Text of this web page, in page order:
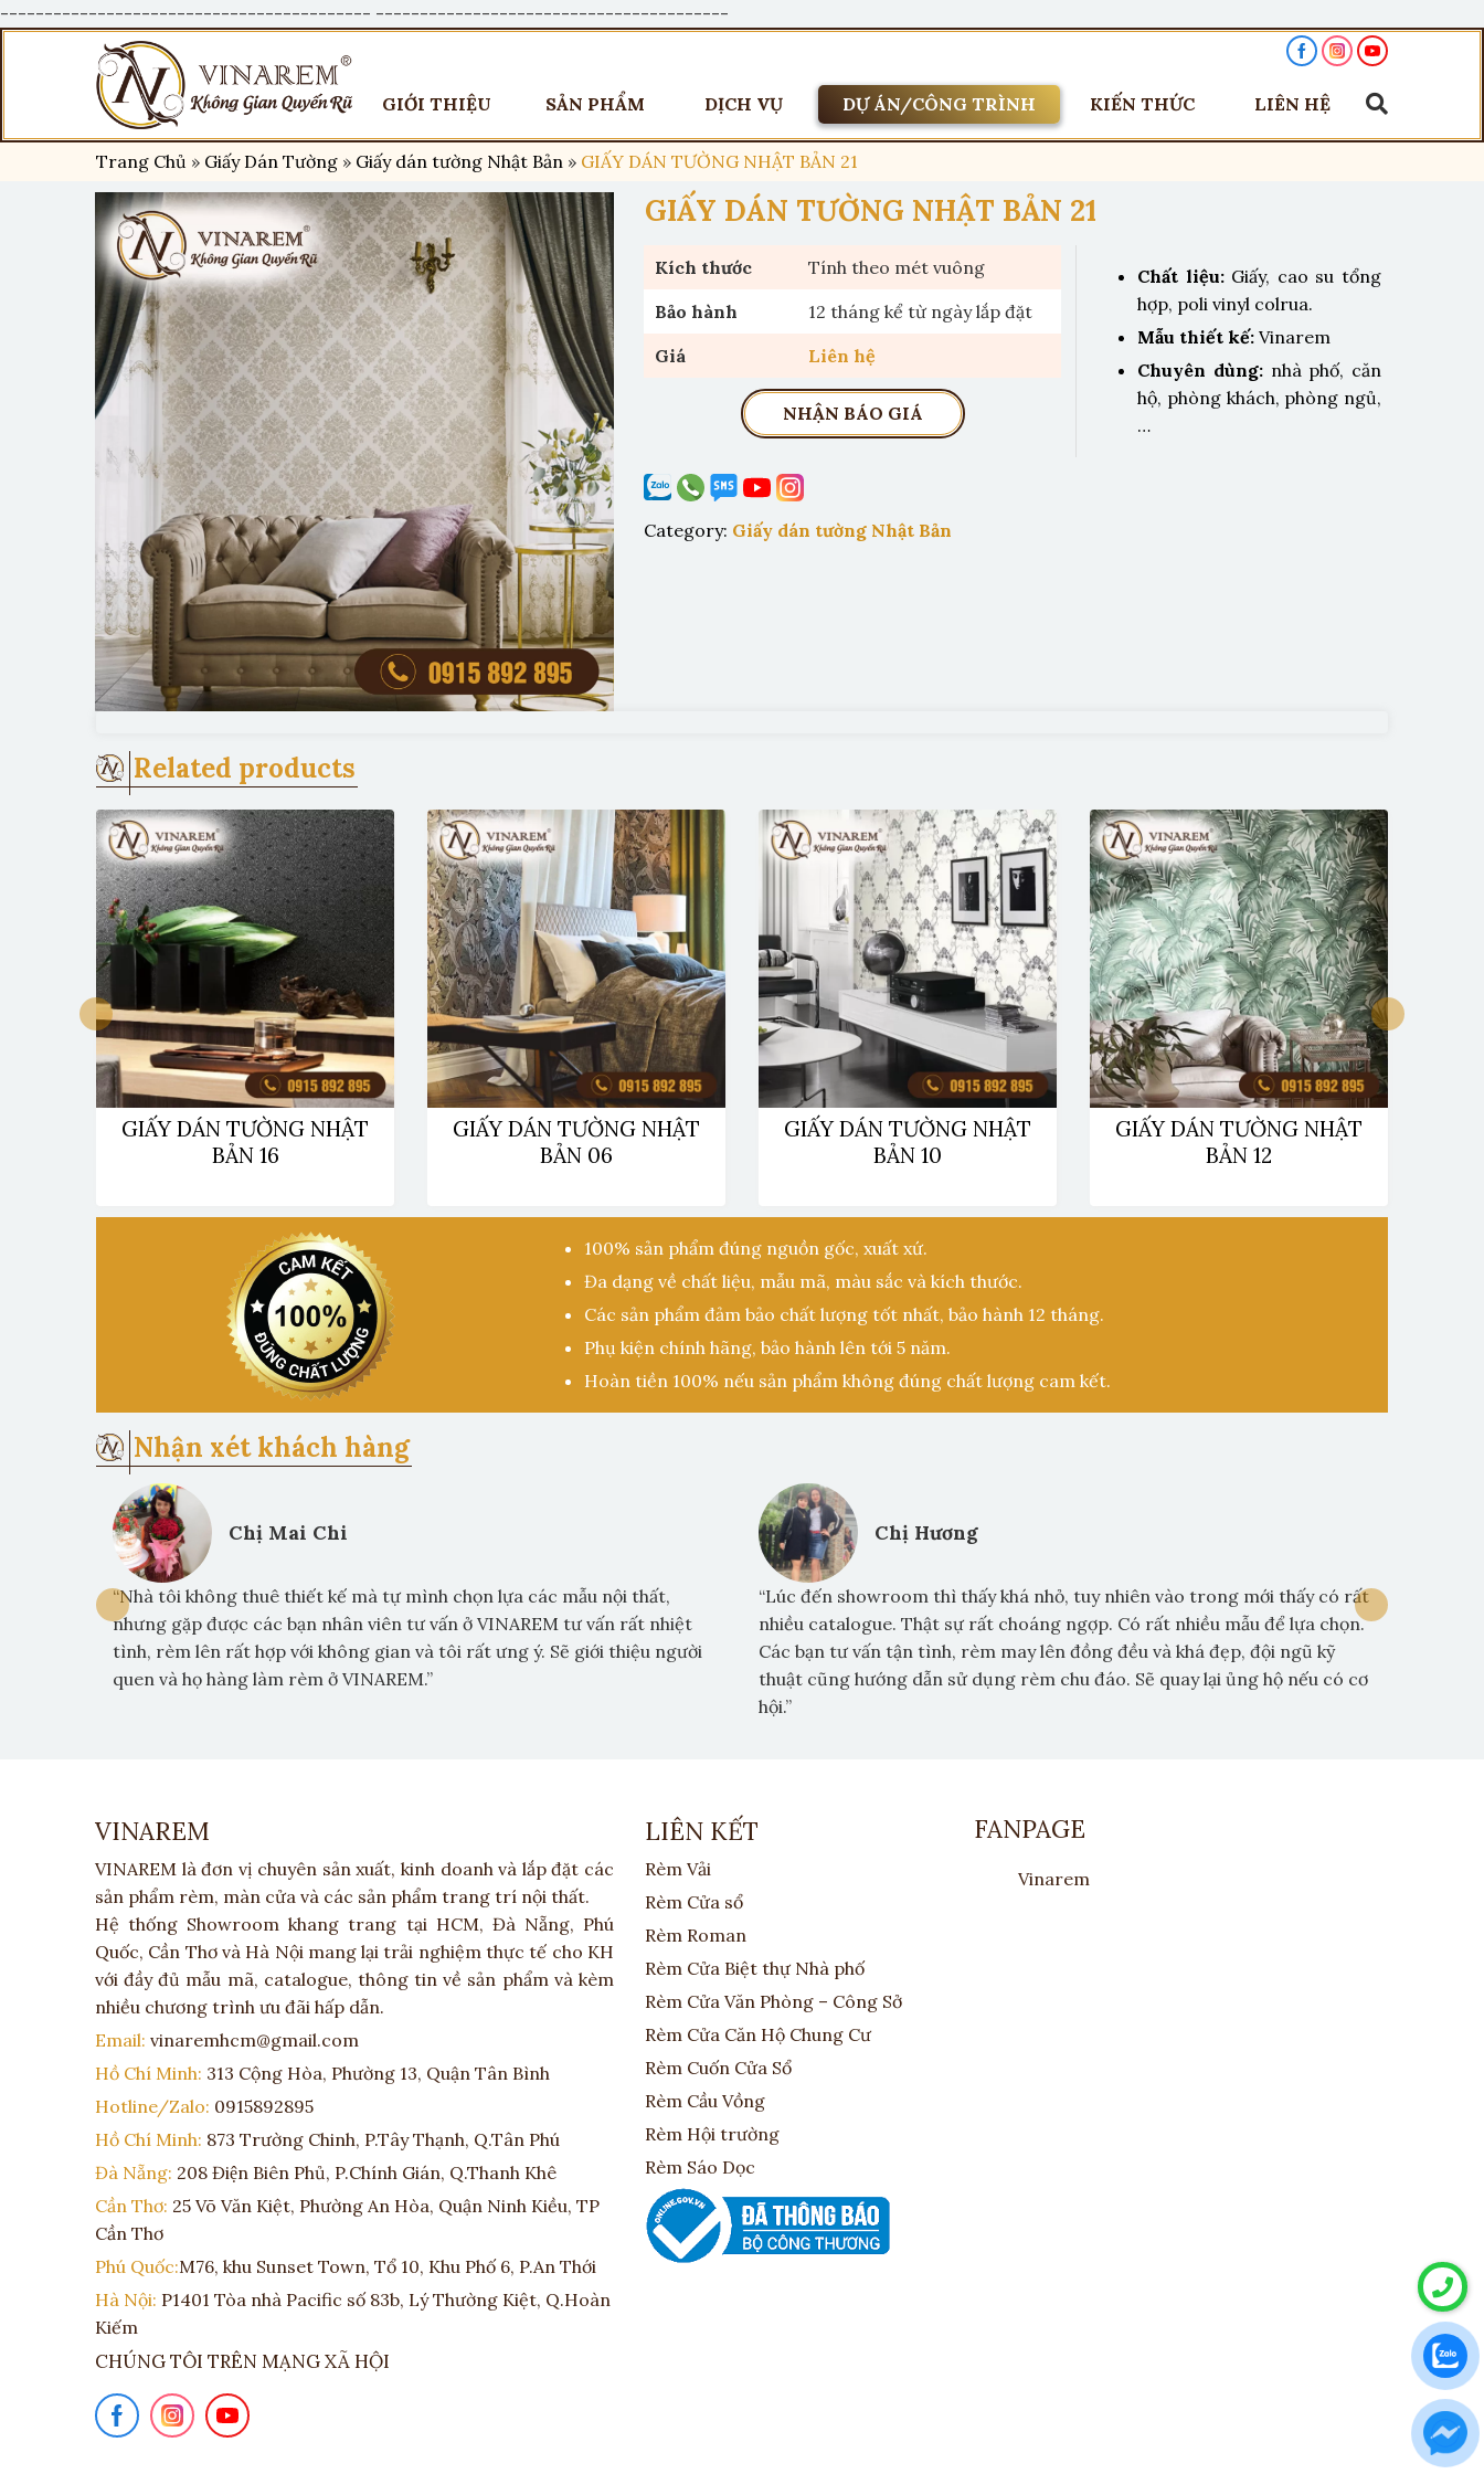
------------------------------------------ ----------------------------------------
GIỚI THIỆU SẢN PHẨM DỊCH VỤ DỰ ÁN/CÔNG TRÌNH KIẾN THỨC LIÊN HỆ
Trang Chủ » Giấy Dán Tường » Giấy dán tường Nhật Bản » GIẤY DÁN TƯỜNG NHẬT BẢN 21
GIẤY DÁN TƯỜNG NHẬT BẢN 21
Kích thước
Tính theo mét vuông
Bảo hành
12 tháng kể từ ngày lắp đặt
Giá
Liên hệ
NHẬN BÁO GIÁ
Chất liệu: Giấy, cao su tổng
hợp, poli vinyl colrua.
Mẫu thiết kế:Vinarem
Chuyên dùng: nhà phố, căn
hộ, phòng khách, phòng ngủ,
…
Category: Giấy dán tường Nhật Bản
Related products
GIẤY DÁN TƯỜNG NHẬT
BẢN 16
GIẤY DÁN TƯỜNG NHẬT
BẢN 06
GIẤY DÁN TƯỜNG NHẬT
BẢN 10
GIẤY DÁN TƯỜNG NHẬT
BẢN 12
100% sản phẩm đúng nguồn gốc, xuất xứ.
Đa dạng về chất liệu, mẫu mã, màu sắc và kích thước.
Các sản phẩm đảm bảo chất lượng tốt nhất, bảo hành 12 tháng.
Phụ kiện chính hãng, bảo hành lên tới 5 năm.
Hoàn tiền 100% nếu sản phẩm không đúng chất lượng cam kết.
Nhận xét khách hàng
Chị Mai Chi
“Nhà tôi không thuê thiết kế mà tự mình chọn lựa các mẫu nội thất,
nhưng gặp được các bạn nhân viên tư vấn ở VINAREM tư vấn rất nhiệt
tình, rèm lên rất hợp với không gian và tôi rất ưng ý. Sẽ giới thiệu người
quen và họ hàng làm rèm ở VINAREM.”
Chị Hương
“Lúc đến showroom thì thấy khá nhỏ, tuy nhiên vào trong mới thấy có rất
nhiều catalogue. Thật sự rất choáng ngợp. Có rất nhiều mẫu để lựa chọn.
Các bạn tư vấn tận tình, rèm may lên đồng đều và khá đẹp, đội ngũ kỹ
thuật cũng hướng dẫn sử dụng rèm chu đáo. Sẽ quay lại ủng hộ nếu có cơ
hội.”
VINAREM
VINAREM là đơn vị chuyên sản xuất, kinh doanh và lắp đặt các
sản phẩm rèm, màn cửa và các sản phẩm trang trí nội thất.
Hệ thống Showroom khang trang tại HCM, Đà Nẵng, Phú
Quốc, Cần Thơ và Hà Nội mang lại trải nghiệm thực tế cho KH
với đầy đủ mẫu mã, catalogue, thông tin về sản phẩm và kèm
nhiều chương trình ưu đãi hấp dẫn.
Email: vinaremhcm@gmail.com
Hồ Chí Minh: 313 Cộng Hòa, Phường 13, Quận Tân Bình
Hotline/Zalo: 0915892895
Hồ Chí Minh: 873 Trường Chinh, P.Tây Thạnh, Q.Tân Phú
Đà Nẵng: 208 Điện Biên Phủ, P.Chính Gián, Q.Thanh Khê
Cần Thơ: 25 Võ Văn Kiệt, Phường An Hòa, Quận Ninh Kiều, TP
Cần Thơ
Phú Quốc:M76, khu Sunset Town, Tổ 10, Khu Phố 6, P.An Thới
Hà Nội: P1401 Tòa nhà Pacific số 83b, Lý Thường Kiệt, Q.Hoàn
Kiếm
CHÚNG TÔI TRÊN MẠNG XÃ HỘI
LIÊN KẾT
Rèm Vải
Rèm Cửa sổ
Rèm Roman
Rèm Cửa Biệt thự Nhà phố
Rèm Cửa Văn Phòng – Công Sở
Rèm Cửa Căn Hộ Chung Cư
Rèm Cuốn Cửa Sổ
Rèm Cầu Vồng
Rèm Hội trường
Rèm Sáo Dọc
FANPAGE
Vinarem